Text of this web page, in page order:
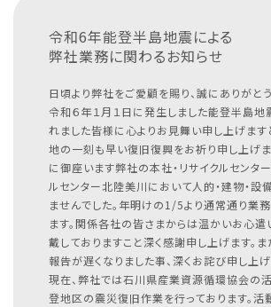
令和6年能登半島地震による
弊社業務に関わるお知らせ
日頃より弊社をご愛顧を賜り、誠にありがとう
令和６年１月１日に発生しました能登半島地
れました皆様に心よりお見舞い申し上げます
地の一刻も早い復旧復興をお祈り申し上げま
に御座います弊社の本社・リサイクルセンタ
ルセンター北陸美川において人的・建物・設
ませんでした。年明けの1/5より通常通り業
ます。関係各社の皆さまからは温かいお心遣
戴しておりますこと深く感謝申し上げます。ま
報告が遅くなりました事、深くお詫び申し上げ
現在、弊社では石川県産業資源循環協会の活
登地区の震災復旧作業を行っております。活